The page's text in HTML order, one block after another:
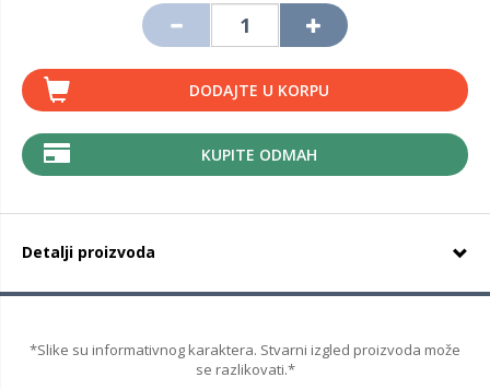
DODAJTE U KORPU
KUPITE ODMAH
Detalji proizvoda
*Slike su informativnog karaktera. Stvarni izgled proizvoda može
se razlikovati.*